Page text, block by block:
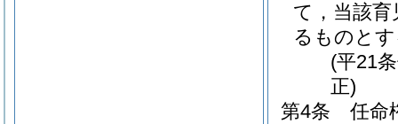
て，当該
るものと
(平21
正)
第4条
任命